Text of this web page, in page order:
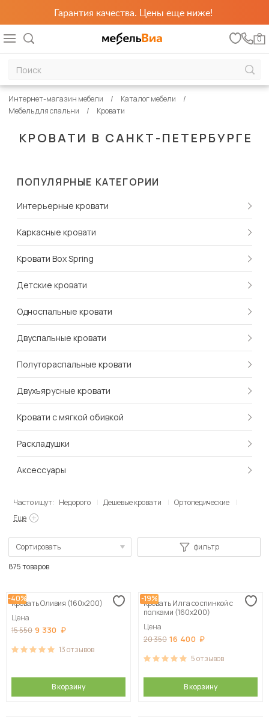
Гарантия качества. Цены еще ниже!
0
КРОВАТИ В САНКТ-ПЕТЕРБУРГЕ
Интернет-магазин мебели
Каталог мебели
Мебель для спальни
Кровати
ПОПУЛЯРНЫЕ КАТЕГОРИИ
Интерьерные кровати
Каркасные кровати
Кровати Box Spring
Детские кровати
Односпальные кровати
Двуспальные кровати
Полутораспальные кровати
Двухъярусные кровати
Кровати с мягкой обивкой
Раскладушки
Аксессуары
Часто ищут: Недорого Дешевые кровати
Ортопедические
Еще
Сортировать
Сначала дорогие
фильтр
875 товаров
-40%
Кровать Оливия (160х200)
Цена
15 550 9 330
13отзывов
В корзину
-19%
Кровать Илга со спинкой с
полками (160х200)
Цена
20 350 16 400
5отзывов
В корзину